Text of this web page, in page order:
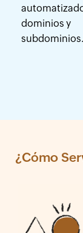
dominios y
subdominios.
¿Cómo